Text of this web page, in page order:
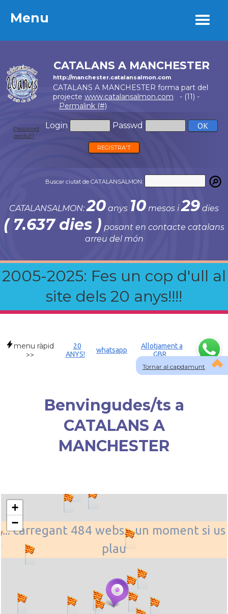
Menu
CATALANS A MANCHESTER
http://manchester.catalansalmon.com
CATALANS A MANCHESTER forma part del
projecte www.catalansalmon.com - (11) -
Permalink (#)
Login Passwd
Password
perdut?
REGISTRA'T
Buscar ciutat de CATALANSALMON:
CATALANSALMON:20 anys 10 mesos i29 dies
( 7.637 dies ) posant en contacte catalans
arreu del món
2005-2025: Fes un cop d'ull al
site dels 20 anys!!!!
Menu
Tornar al capdamunt
menu ràpid
>>
20
ANYS!
whatsapp
Allotjament a
GBR
Benvingudes/ts a
CATALANS A
MANCHESTER
... carregant 484 webs... un moment si us
plau
+
−